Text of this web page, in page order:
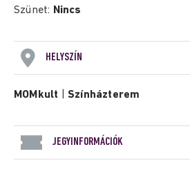
Szünet: Nincs
HELYSZÍN
MOMkult |Színházterem
JEGYINFORMÁCIÓK